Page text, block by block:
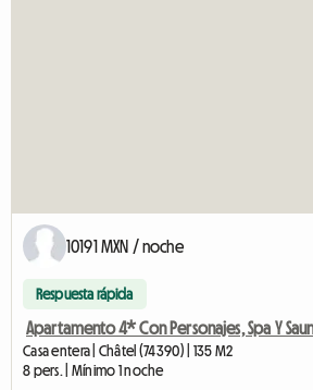
10191 MXN / noche
Respuesta rápida
Apartamento 4* Con Personajes, Spa Y
Casa entera | Châtel (74390) | 135 M2
8 pers. | Mínimo 1 noche